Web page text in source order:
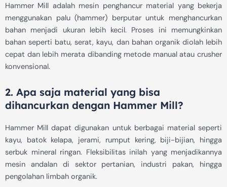
Hammer Mill adalah mesin penghancur material yang bekerja
menggunakan palu (hammer) berputar untuk menghancurkan
bahan menjadi ukuran lebih kecil. Proses ini memungkinkan
bahan seperti batu, serat, kayu, dan bahan organik diolah lebih
cepat dan lebih merata dibanding metode manual atau crusher
konvensional.
2. Apa saja material yang bisa
dihancurkan dengan Hammer Mill?
Hammer Mill dapat digunakan untuk berbagai material seperti
kayu, batok kelapa, jerami, rumput kering, biji-bijian, hingga
serbuk mineral ringan. Fleksibilitas inilah yang menjadikannya
mesin andalan di sektor pertanian, industri pakan, hingga
pengolahan limbah organik.